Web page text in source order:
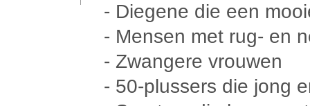
- Diegene die een
- Mensen met rug- en
- Zwangere vrouwen
- 50-plussers die jong